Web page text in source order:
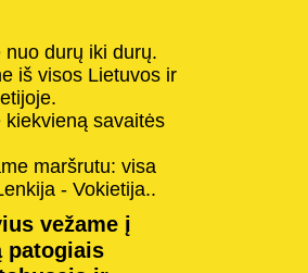
nuo durų iki durų.
iš visos Lietuvos ir
kiekvieną savaitės
maršrutu: visa
- Vokietija..
vežame į
patogiais